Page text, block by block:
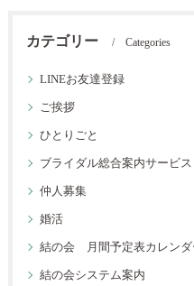
カテゴリー Categories
LINEお友達登録
ご挨拶
ひとりごと
ブライダル総合案内サービス
仲人募集
婚活
結の会 月間予定表カレンダ
結の会システム案内